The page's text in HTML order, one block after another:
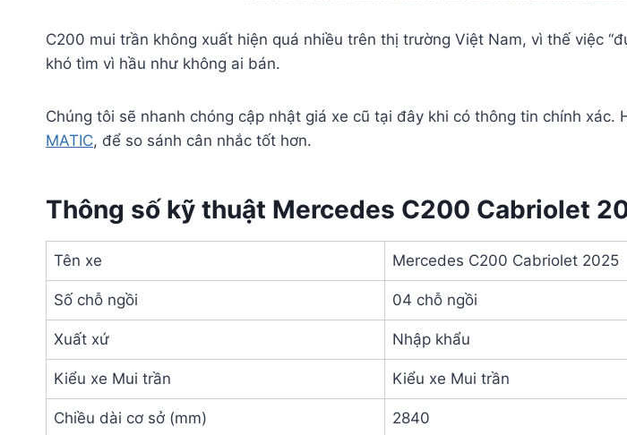
C200 mui trần không xuất hiện quá nhiều trên thị trường Việt Nam, vì thế việc
khó tìm vì hầu như không ai bán.
Chúng tôi sẽ nhanh chóng cập nhật giá xe cũ tại đây khi có thông tin chính
MATIC, để so sánh cân nhắc tốt hơn.
Thông số kỹ thuật Mercedes C200 Cabriolet
Tên xe Mercedes C200 Cabriolet 2025
Số chỗ ngồi 04 chỗ ngồi
Xuất xứ Nhập khẩu
Kiểu xe Mui trần Kiểu xe Mui trần
Chiều dài cơ sở (mm) 2840